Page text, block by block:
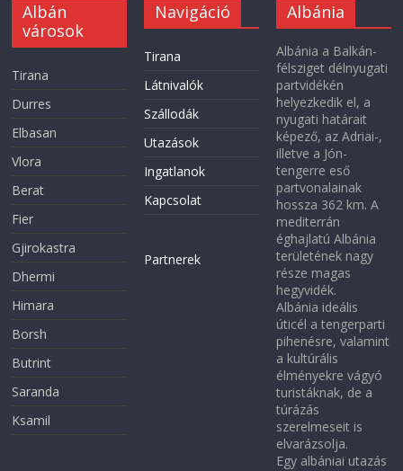
Albán
városok
Tirana
Durres
Elbasan
Vlora
Berat
Fier
Gjirokastra
Dhermi
Himara
Borsh
Butrint
Saranda
Ksamil
Navigáció
Tirana
Látnivalók
Szállodák
Utazások
Ingatlanok
Kapcsolat
Partnerek
Albánia
Albánia a Balkán-
félsziget délnyugati
partvidékén
helyezkedik el, a
nyugati határait
képező, az Adriai-,
illetve a Jón-
tengerre eső
partvonalainak
hossza 362 km. A
mediterrán
éghajlatú Albánia
területének nagy
része magas
hegyvidék.
Albánia ideális
úticél a tengerparti
pihenésre, valamint
a kultúrális
élményekre vágyó
turistáknak, de a
túrázás
szerelmeseit is
elvarázsolja.
Egy albániai utazás